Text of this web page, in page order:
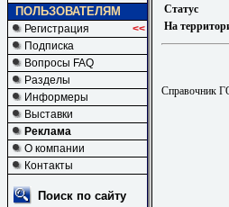
ПОЛЬЗОВАТЕЛЯМ
Регистрация
<<
Подписка
Вопросы FAQ
Разделы
Информеры
Выставки
Реклама
О компании
Контакты
Поиск по сайту
Статус
На
Справочник